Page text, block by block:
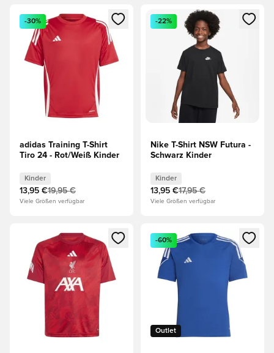
Öffnet ein neues Fenster zum Anmelden oder Registrieren
-30%
adidas Training T-Shirt
Tiro 24 - Rot/Weiß Kinder
Kinder
13,95 €19,95 €
Viele Größen verfügbar
Öffnet ein neues Fenster
-22%
Nike T-Shirt NSW Futura -
Schwarz Kinder
Kinder
13,95 €17,95 €
Viele Größen verfügbar
Öffnet ein neues Fenster zum Anmelden oder Registrieren
Öffnet ein neues Fenster
Outlet
-60%